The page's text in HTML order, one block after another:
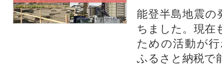
能登半島地震の
ちました。現在
ための活動が
ふるさと納税で